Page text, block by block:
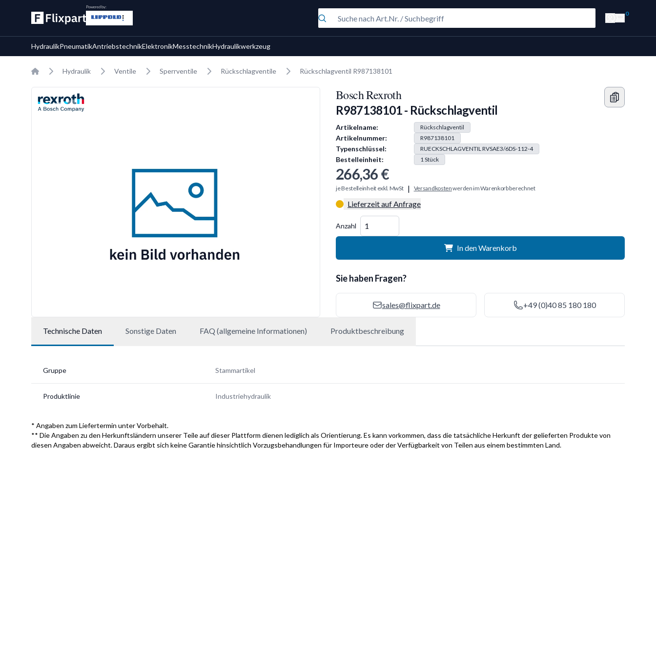
Powered by:
0
HydraulikPneumatikAntriebstechnikElektronikMesstechnikHydraulikwerkzeug
Home Hydraulik Ventile Sperrventile Rückschlagventile Rückschlagventil R987138101
Bosch Rexroth
R987138101 - Rückschlagventil
Produkt Information
Artikelname: Rückschlagventil
Artikelnummer: R987138101
Typenschlüssel: RUECKSCHLAGVENTIL RVSAE3/6DS-112-4
Bestelleinheit: 1Stück
266,36 €
je Bestelleinheit exkl. MwSt | Versandkostenwerden im Warenkorb berechnet
Lieferzeit auf Anfrage
Anzahl
In den Warenkorb
Sie haben Fragen?
sales@flixpart.de +49 (0)40 85 180 180
Technische Daten Sonstige Daten FAQ (allgemeine Informationen) Produktbeschreibung
Gruppe Stammartikel
Produktlinie Industriehydraulik
* Angaben zum Liefertermin unter Vorbehalt.
** Die Angaben zu den Herkunftsländern unserer Teile auf dieser Plattform dienen lediglich als Orientierung. Es kann vorkommen, dass die tatsächliche Herkunft der gelieferten Produkte von
diesen Angaben abweicht. Daraus ergibt sich keine Garantie hinsichtlich Vorzugsbehandlungen für Importeure oder der Verfügbarkeit von Teilen aus einem bestimmten Land.